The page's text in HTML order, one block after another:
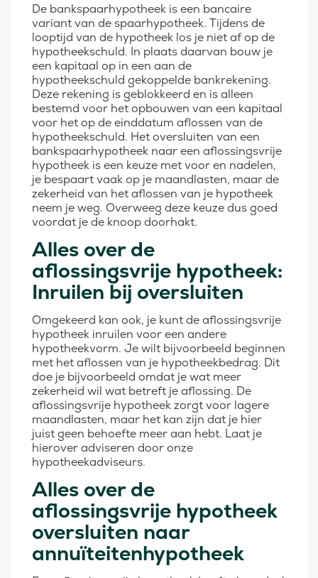
De bankspaarhypotheek is een bancaire
variant van de spaarhypotheek. Tijdens de
looptijd van de hypotheek los je niet af op de
hypotheekschuld. In plaats daarvan bouw je
een kapitaal op in een aan de
hypotheekschuld gekoppelde bankrekening.
Deze rekening is geblokkeerd en is alleen
bestemd voor het opbouwen van een kapitaal
voor het op de einddatum aflossen van de
hypotheekschuld. Het oversluiten van een
bankspaarhypotheek naar een aflossingsvrije
hypotheek is een keuze met voor en nadelen,
je bespaart vaak op je maandlasten, maar de
zekerheid van het aflossen van je hypotheek
neem je weg. Overweeg deze keuze dus goed
voordat je de knoop doorhakt.
Alles over de
aflossingsvrije hypotheek:
Inruilen bij oversluiten
Omgekeerd kan ook, je kunt de aflossingsvrije
hypotheek inruilen voor een andere
hypotheekvorm. Je wilt bijvoorbeeld beginnen
met het aflossen van je hypotheekbedrag. Dit
doe je bijvoorbeeld omdat je wat meer
zekerheid wil wat betreft je aflossing. De
aflossingsvrije hypotheek zorgt voor lagere
maandlasten, maar het kan zijn dat je hier
juist geen behoefte meer aan hebt. Laat je
hierover adviseren door onze
hypotheekadviseurs.
Alles over de
aflossingsvrije hypotheek
oversluiten naar
annuïteitenhypotheek